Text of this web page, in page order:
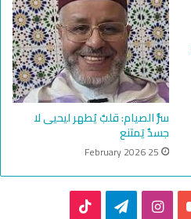
سرُّ الصيام: قلبٌ يُطهر ليحيى لا
جسدٌ يَمتنع
25 February 2026
YouTube
Instagram
Telegram